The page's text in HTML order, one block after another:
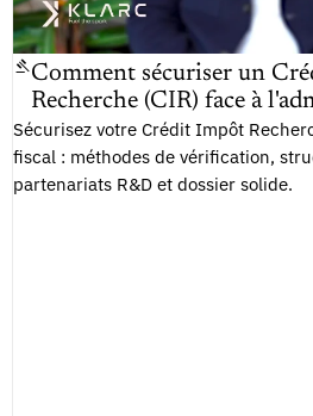
Comment sécuriser un
Recherche (CIR) face à
Sécurisez votre Crédit Impôt
fiscal : méthodes de vérification,
partenariats R&D et dossier solide.